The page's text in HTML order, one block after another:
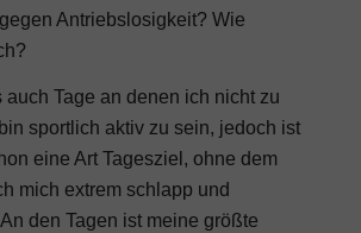
Antriebslosigkeit? Wie
auch Tage an denen ich nicht zu
sportlich aktiv zu sein, jedoch ist
eine Art Tagesziel, ohne dem
mich extrem schlapp und
den Tagen ist meine größte